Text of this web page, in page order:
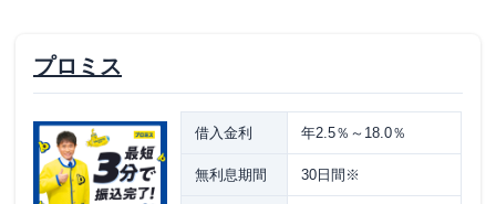
プロミス
借入金利 年2.5％～18.0％
無利息期間 30日間※